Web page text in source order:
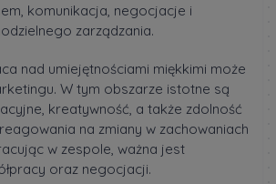
komunikacja, negocjacje i
zarządzania.
nad umiejętnościami miękkimi może
W tym obszarze istotne są
kreatywność, a także zdolność
na zmiany w zachowaniach
w zespole, ważna jest
oraz negocjacji.